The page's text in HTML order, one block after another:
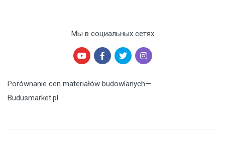
Мы в социальных сетях
Porównanie cen materiałów budowlanych—
Budusmarket.pl